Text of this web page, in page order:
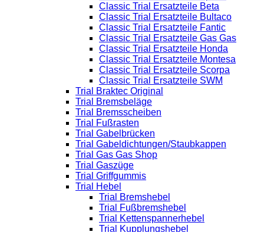
Classic Trial Ersatzteile Beta
Classic Trial Ersatzteile Bultaco
Classic Trial Ersatzteile Fantic
Classic Trial Ersatzteile Gas Gas
Classic Trial Ersatzteile Honda
Classic Trial Ersatzteile Montesa
Classic Trial Ersatzteile Scorpa
Classic Trial Ersatzteile SWM
Trial Braktec Original
Trial Bremsbeläge
Trial Bremsscheiben
Trial Fußrasten
Trial Gabelbrücken
Trial Gabeldichtungen/Staubkappen
Trial Gas Gas Shop
Trial Gaszüge
Trial Griffgummis
Trial Hebel
Trial Bremshebel
Trial Fußbremshebel
Trial Kettenspannerhebel
Trial Kupplungshebel